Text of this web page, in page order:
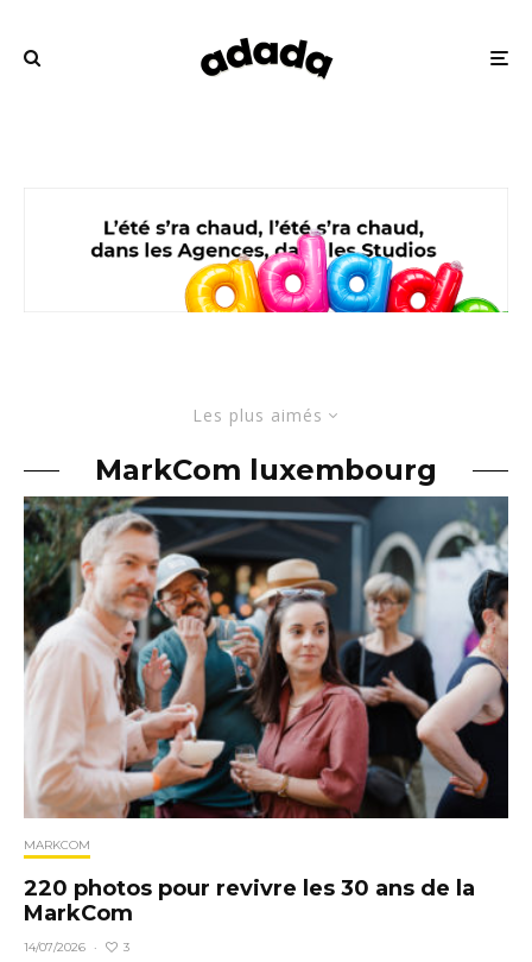
Les plus aimés
MarkCom luxembourg
MARKCOM
220 photos pour revivre les 30 ans de la
MarkCom
14/07/2026 · 3